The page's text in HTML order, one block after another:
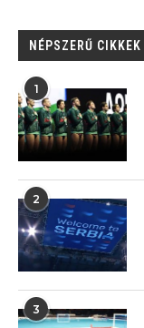
NÉPSZERŰ CIKKEK
1
2
3